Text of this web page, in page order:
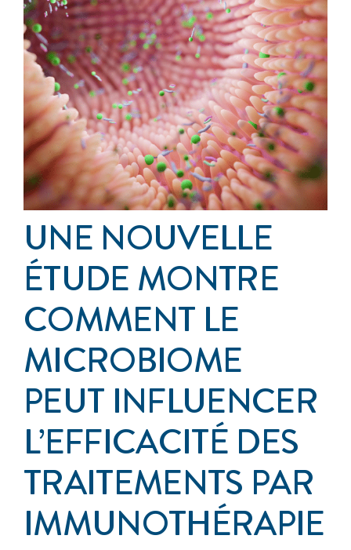
Événements
S’impliquer
Cancer de l’anus
À propos
UNE NOUVELLE
ÉTUDE MONTRE
COMMENT LE
MICROBIOME
PEUT INFLUENCER
L’EFFICACITÉ DES
TRAITEMENTS PAR
IMMUNOTHÉRAPIE